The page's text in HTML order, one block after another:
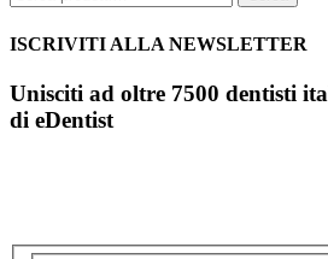
ISCRIVITI ALLA NEWSLETTER
Unisciti ad oltre 7500 dentisti
di eDentist